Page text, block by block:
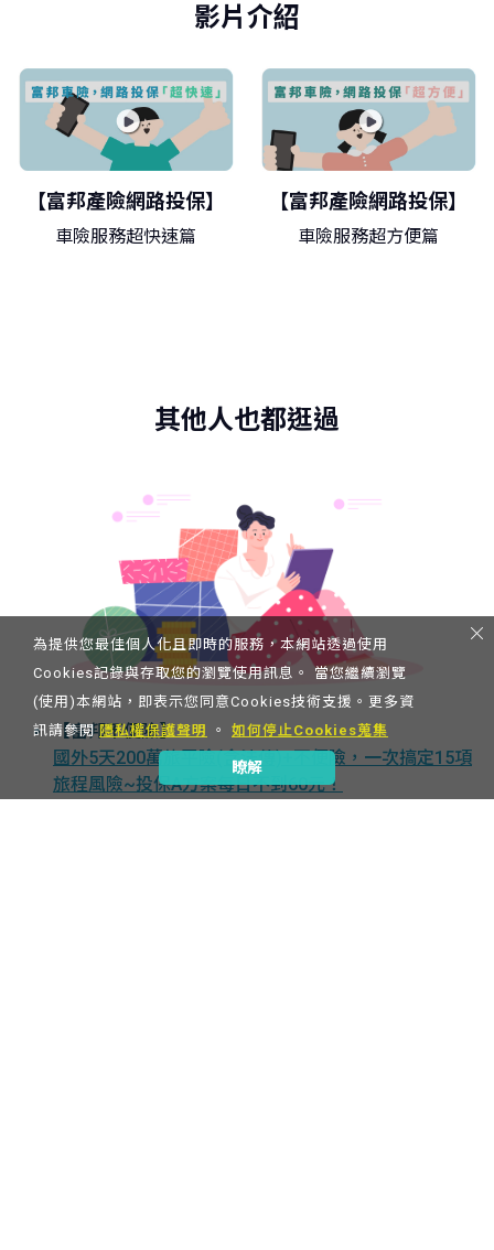
台→查詢強制險有效電子式保險證
影片介紹
【富邦產險網路投保】
車險服務超快速篇
【富邦產險網路投保】
車險服務超方便篇
其他人也都逛過
【富邦不便險】
國外5天200萬旅平險(含法傳)+不便險，一次搞定15項
旅程風險~投保A方案每日不到60元！
為提供您最佳個人化且即時的服務，本網站透過使用
Cookies記錄與存取您的瀏覽使用訊息。 當您繼續瀏覽
(使用)本網站，即表示您同意Cookies技術支援。更多資
訊請參閱 隱私權保護聲明 。 如何停止Cookies蒐集
瞭解